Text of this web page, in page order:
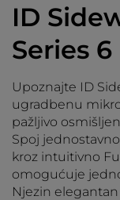
ID
Series 6
Upoznajte ID
ugradbenu
pažljivo
Spoj
kroz intuitivno
omogućuje
Njezin